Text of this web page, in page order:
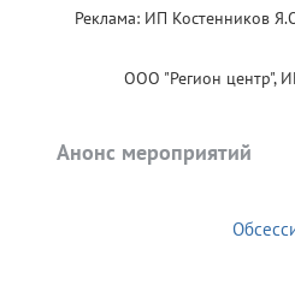
Реклама: ИП Костенников
ООО "Регион центр",
Анонс мероприятий